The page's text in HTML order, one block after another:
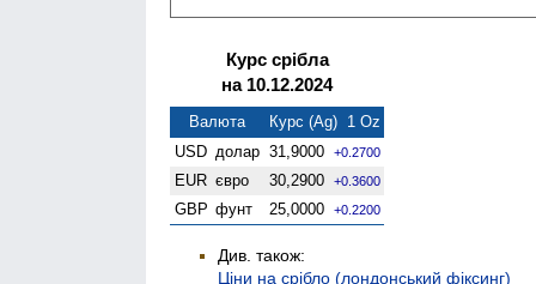
Курс срібла
на 10.12.2024
Валюта
Курс (Ag) 1 Oz
USD долар 31,9000 +0.2700
EUR євро 30,2900 +0.3600
GBP фунт 25,0000 +0.2200
Див. також:
Ціни на срібло (лондонський фіксинг)